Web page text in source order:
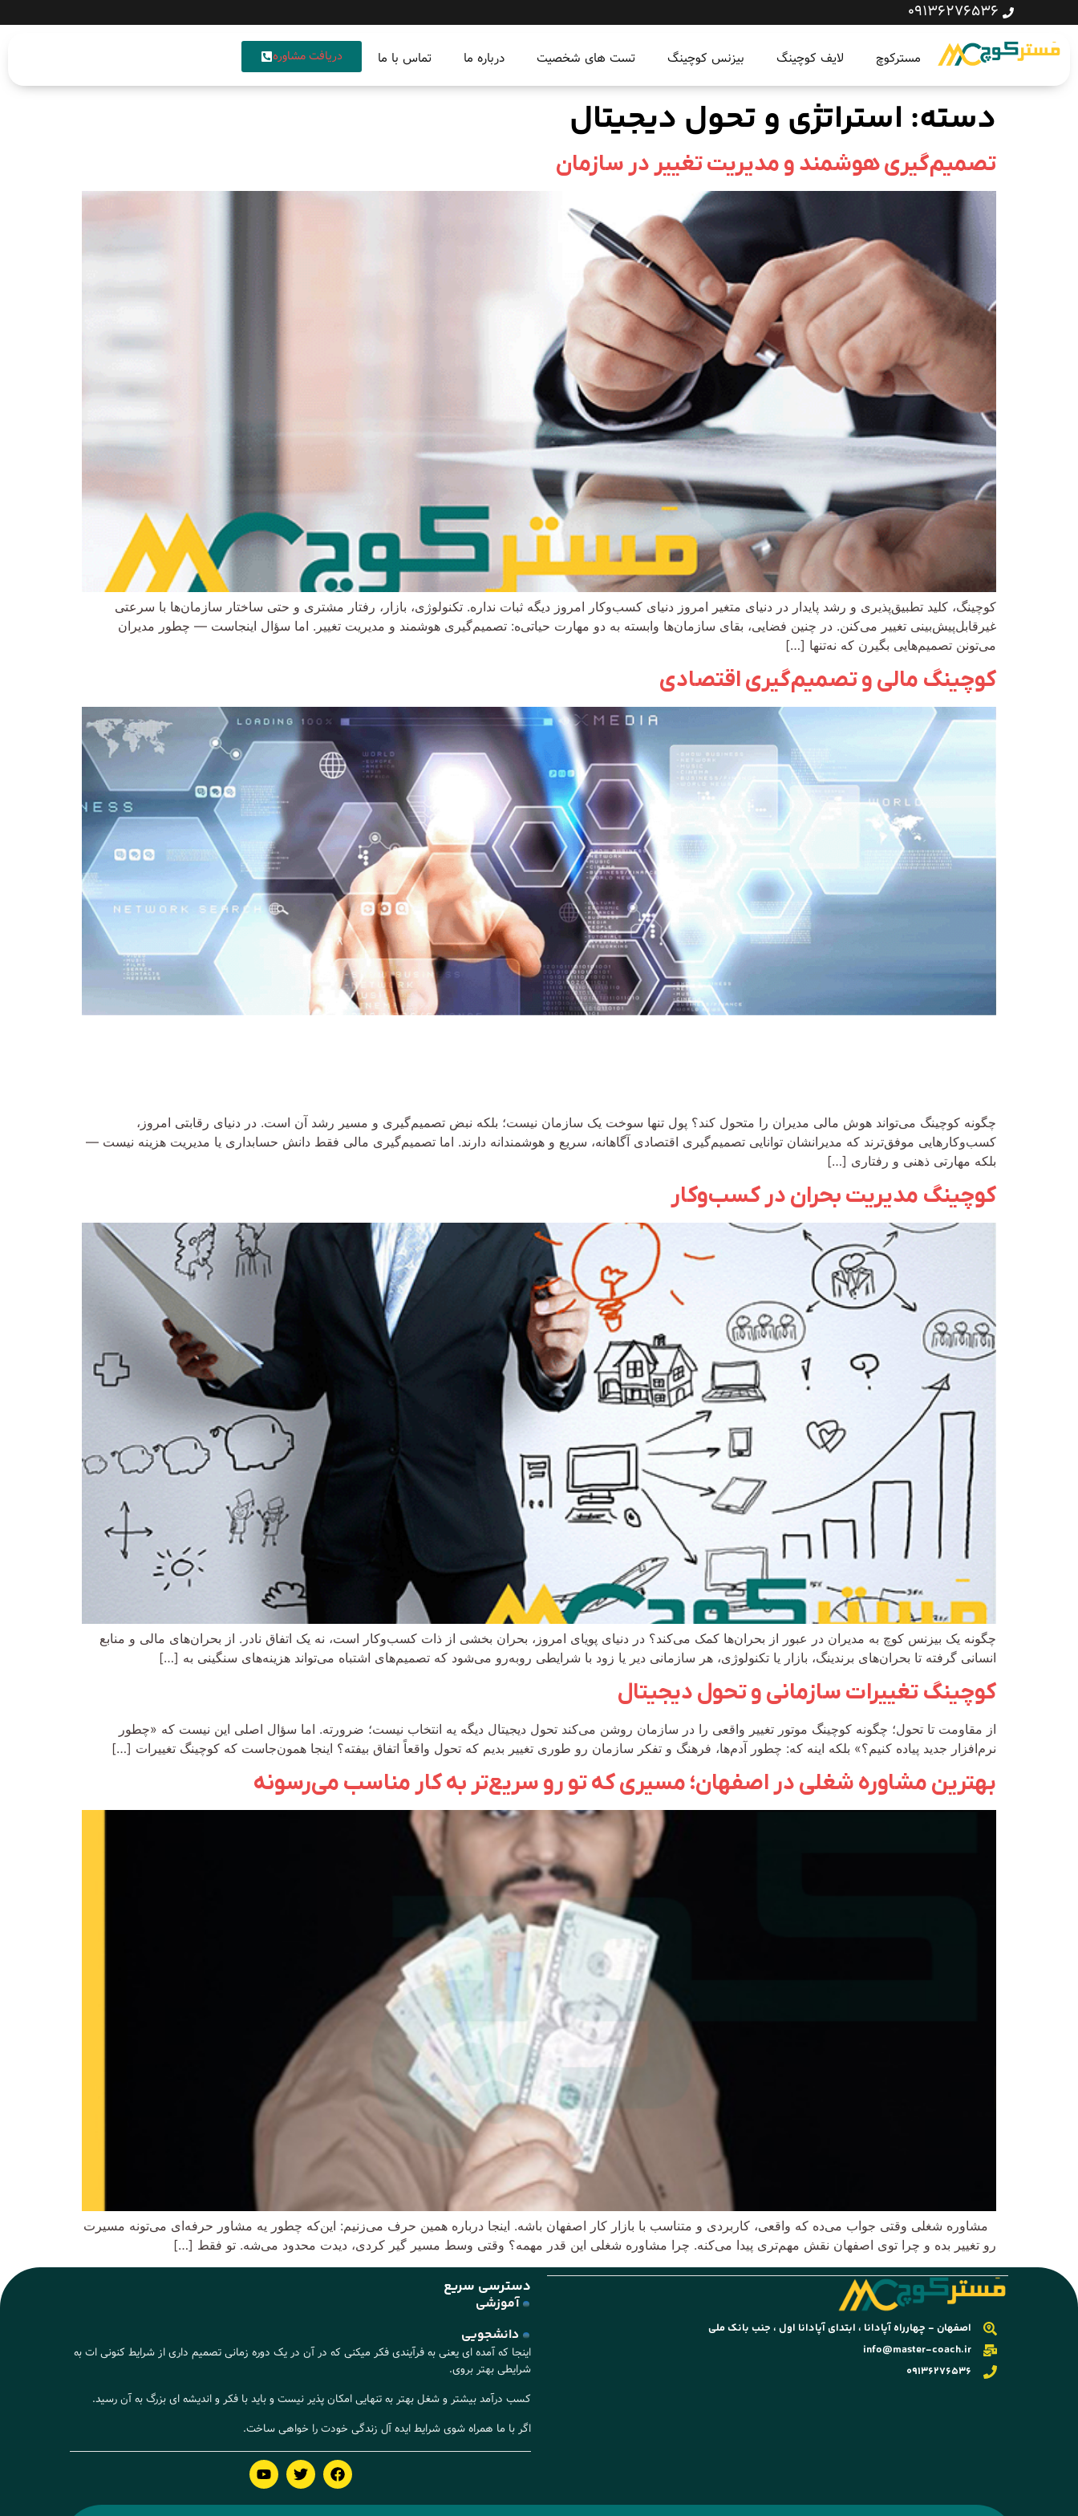
09136276536
دریافت مشاوره مسترکوچ لایف کوچینگ بیزنس کوچینگ تست های شخصیت درباره ما تماس با ما
دسته: استراتژی و تحول دیجیتال
تصمیم‌گیری هوشمند و مدیریت تغییر در سازمان
کوچینگ، کلید تطبیق‌پذیری و رشد پایدار در دنیای متغیر امروز دنیای کسب‌وکار امروز دیگه ثبات نداره. تکنولوژی، بازار، رفتار مشتری و حتی ساختار سازمان‌ها با سرعتی
غیرقابل‌پیش‌بینی تغییر می‌کنن. در چنین فضایی، بقای سازمان‌ها وابسته به دو مهارت حیاتی‌ه: تصمیم‌گیری هوشمند و مدیریت تغییر. اما سؤال اینجاست — چطور مدیران
می‌تونن تصمیم‌هایی بگیرن که نه‌تنها […]
کوچینگ مالی و تصمیم‌گیری اقتصادی
چگونه کوچینگ می‌تواند هوش مالی مدیران را متحول کند؟ پول تنها سوخت یک سازمان نیست؛ بلکه نبض تصمیم‌گیری و مسیر رشد آن است. در دنیای رقابتی امروز،
کسب‌وکارهایی موفق‌ترند که مدیرانشان توانایی تصمیم‌گیری اقتصادی آگاهانه، سریع و هوشمندانه دارند. اما تصمیم‌گیری مالی فقط دانش حسابداری یا مدیریت هزینه نیست —
بلکه مهارتی ذهنی و رفتاری […]
کوچینگ مدیریت بحران در کسب‌وکار
چگونه یک بیزنس کوچ به مدیران در عبور از بحران‌ها کمک می‌کند؟ در دنیای پویای امروز، بحران بخشی از ذات کسب‌وکار است، نه یک اتفاق نادر. از بحران‌های مالی و منابع
انسانی گرفته تا بحران‌های برندینگ، بازار یا تکنولوژی، هر سازمانی دیر یا زود با شرایطی روبه‌رو می‌شود که تصمیم‌های اشتباه می‌تواند هزینه‌های سنگینی به […]
کوچینگ تغییرات سازمانی و تحول دیجیتال
از مقاومت تا تحول؛ چگونه کوچینگ موتور تغییر واقعی را در سازمان روشن می‌کند تحول دیجیتال دیگه یه انتخاب نیست؛ ضرورته. اما سؤال اصلی این نیست که «چطور
نرم‌افزار جدید پیاده کنیم؟» بلکه اینه که: چطور آدم‌ها، فرهنگ و تفکر سازمان رو طوری تغییر بدیم که تحول واقعاً اتفاق بیفته؟ اینجا همون‌جاست که کوچینگ تغییرات […]
بهترین مشاوره‌ شغلی در اصفهان؛ مسیری که تو رو سریع‌تر به کار مناسب می‌رسونه
مشاوره شغلی وقتی جواب می‌ده که واقعی، کاربردی و متناسب با بازار کار اصفهان باشه. اینجا درباره همین حرف می‌زنیم: این‌که چطور یه مشاور حرفه‌ای می‌تونه مسیرت
رو تغییر بده و چرا توی اصفهان نقش مهم‌تری پیدا می‌کنه. چرا مشاوره شغلی این‌ قدر مهمه؟ وقتی وسط مسیر گیر کردی، دیدت محدود می‌شه. تو فقط […]
اصفهان - چهارراه آپادانا ، ابتدای آپادانا اول ، جنب بانک ملی
info@master-coach.ir
09136276536
دسترسی سریع
آموزشی
دانشجویی
اینجا که آمده ای یعنی به فرآیندی فکر میکنی که در آن در یک دوره زمانی تصمیم داری از شرایط کنونی ات به
شرایطی بهتر بروی.
کسب درآمد بیشتر و شغل بهتر به تنهایی امکان پذیر نیست و باید با فکر و اندیشه ای بزرگ به آن رسید.
اگر با ما همراه شوی شرایط ایده آل زندگی خودت را خواهی ساخت.